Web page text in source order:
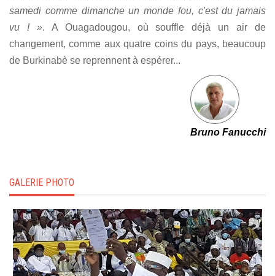
samedi comme dimanche un monde fou, c'est du jamais
vu ! ». A Ouagadougou, où souffle déjà un air de
changement, comme aux quatre coins du pays, beaucoup
de Burkinabè se reprennent à espérer...
Bruno Fanucchi
GALERIE PHOTO